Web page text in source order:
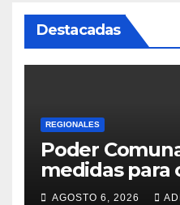
Destacadas
REGIONALES
Poder
medidas para
servicio de
AGOSTO 6, 2026